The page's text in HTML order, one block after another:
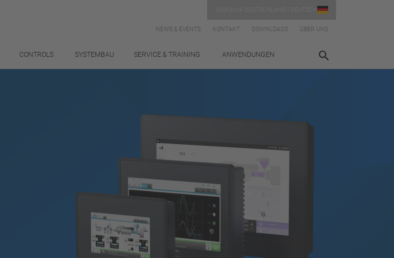
NEWS & EVENTS KONTAKT DOWNLOADS ÜBER UNS
CONTROLS SYSTEMBAU SERVICE & TRAINING ANWENDUNGEN